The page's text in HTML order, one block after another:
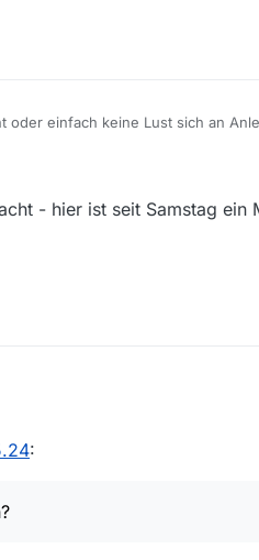
einfach keine Lust sich an
- hier ist seit Samstag ein
: